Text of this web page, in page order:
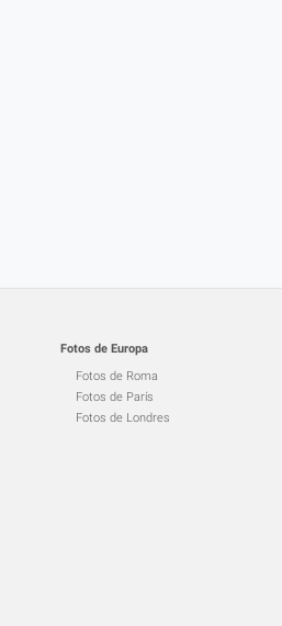
Fotos de Europa
Fotos de Roma
Fotos de París
Fotos de Londres